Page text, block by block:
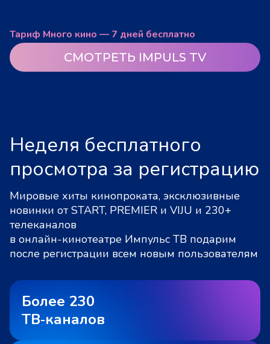
Тариф Много кино — 7 дней бесплатно
СМОТРЕТЬ IMPULS TV
Неделя бесплатного
просмотра за регистрацию
Мировые хиты кинопроката, эксклюзивные
новинки от START, PREMIER и VIJU и 230+
телеканалов
в онлайн-кинотеатре Импульс ТВ подарим
после регистрации всем новым пользователям
Более 230
ТВ‑каналов